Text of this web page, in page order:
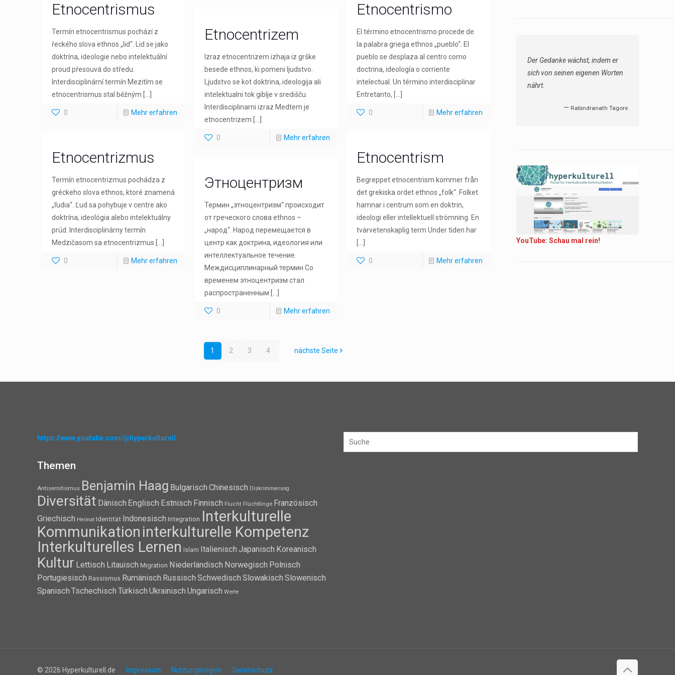
Etnocentrismus
Termín etnocentrismus pochází z
řeckého slova ethnos „lid“. Lid se jako
doktrína, ideologie nebo intelektuální
proud přesouvá do středu.
Interdisciplinární termín Mezitím se
etnocentrismus stal běžným
0 Mehr erfahren
Etnocentrismo
El término etnocentrismo procede de
la palabra griega ethnos „pueblo“. El
pueblo se desplaza al centro como
doctrina, ideología o corriente
intelectual. Un término interdisciplinar
Entretanto,
0 Mehr erfahren
Etnocentrizem
Izraz etnocentrizem izhaja iz grške
besede ethnos, ki pomeni ljudstvo.
Ljudstvo se kot doktrina, ideologija ali
intelektualni tok giblje v središču.
Interdisciplinarni izraz Medtem je
etnocentrizem
0 Mehr erfahren
Etnocentrizmus
Termín etnocentrizmus pochádza z
gréckeho slova ethnos, ktoré znamená
„ľudia“. Ľud sa pohybuje v centre ako
doktrína, ideológia alebo intelektuálny
prúd. Interdisciplinárny termín
Medzičasom sa etnocentrizmus
0 Mehr erfahren
Etnocentrism
Begreppet etnocentrism kommer från
det grekiska ordet ethnos „folk“. Folket
hamnar i centrum som en doktrin,
ideologi eller intellektuell strömning. En
tvärvetenskaplig term Under tiden har
0 Mehr erfahren
Этноцентризм
Термин „этноцентризм“ происходит
от греческого слова ethnos –
„народ“. Народ перемещается в
центр как доктрина, идеология или
интеллектуальное течение.
Междисциплинарный термин Со
временем этноцентризм стал
распространенным
0 Mehr erfahren
1 2 3 4 nächste Seite
Wir gehören einer Zeit an, deren
Kultur in Gefahr ist, an den
Mitteln der Kultur zugrunde zu
https://www.youtube.com/@hyperkulturell
Themen
Antisemitismus Benjamin Haag Bulgarisch Chinesisch Diskriminierung
Diversität Dänisch Englisch Estnisch Finnisch Flucht Flüchtlinge Französisch
Griechisch Heimat Identität Indonesisch Integration Interkulturelle
Kommunikation interkulturelle Kompetenz
Interkulturelles Lernen
Islam Italienisch Japanisch Koreanisch
Kultur Lettisch Litauisch Migration Niederländisch Norwegisch Polnisch
Portugiesisch Rassismus Rumänisch Russisch Schwedisch Slowakisch Slowenisch
Spanisch Tschechisch Türkisch Ukrainisch Ungarisch Werte
© 2026 Hyperkulturell.de Impressum Nutzungsregeln Datenschutz